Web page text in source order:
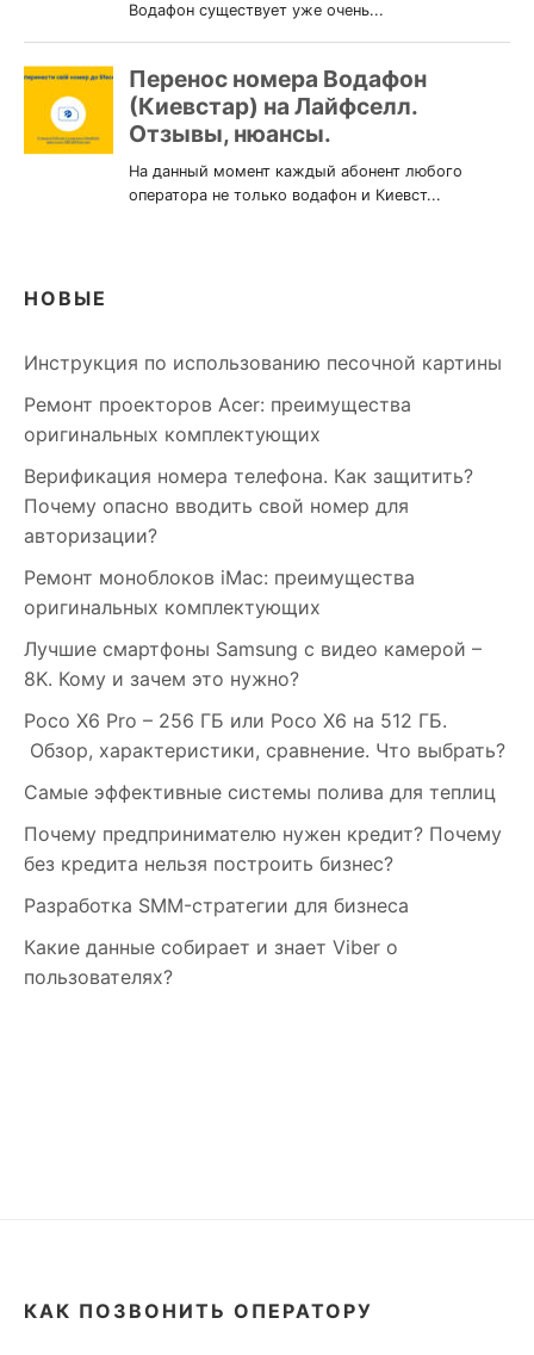
НОВЫЕ
Инструкция по использованию песочной картины
Ремонт проекторов Acer: преимущества
оригинальных комплектующих
Верификация номера телефона. Как защитить?
Почему опасно вводить свой номер для
авторизации?
Ремонт моноблоков iMac: преимущества
оригинальных комплектующих
Лучшие смартфоны Samsung c видео камерой –
8K. Кому и зачем это нужно?
Poco X6 Pro – 256 ГБ или Poco X6 на 512 ГБ.
Обзор, характеристики, сравнение. Что выбрать?
Самые эффективные системы полива для теплиц
Почему предпринимателю нужен кредит? Почему
без кредита нельзя построить бизнес?
Разработка SMM-стратегии для бизнеса
Какие данные собирает и знает Viber о
пользователях?
КАК ПОЗВОНИТЬ ОПЕРАТОРУ